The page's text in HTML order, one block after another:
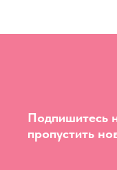
Подпишитесь
пропустить